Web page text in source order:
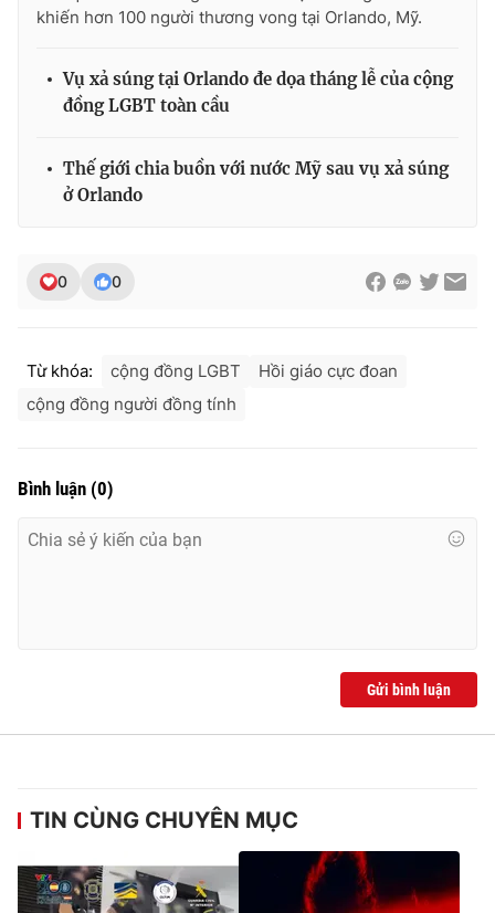
Ðiện thoại Thời báo VTV: 024.66 897 897
Liên hệ quảng cáo:024-7300.7108
® Cấm sao chép dưới mọi hình thức nếu không có sự chấp
thuận bằng văn bản. Ghi rõ nguồn VTV.vn khi phát hành lại
khiến hơn 100 người thương vong tại Orlando, Mỹ.
Vụ xả súng tại Orlando đe dọa tháng lễ của cộng
đồng LGBT toàn cầu
Thế giới chia buồn với nước Mỹ sau vụ xả súng
ở Orlando
0 0
Từ khóa: cộng đồng LGBT
Hồi giáo cực đoan
cộng đồng người đồng tính
Bình luận (0)
Gửi bình luận
TIN CÙNG CHUYÊN MỤC